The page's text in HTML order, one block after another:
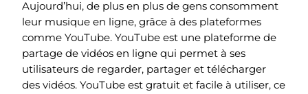
Aujourd’hui, de plus en plus de gens consomment
leur musique en ligne, grâce à des plateformes
comme YouTube. YouTube est une plateforme de
partage de vidéos en ligne qui permet à ses
utilisateurs de regarder, partager et télécharger
des vidéos. YouTube est gratuit et facile à utiliser, ce